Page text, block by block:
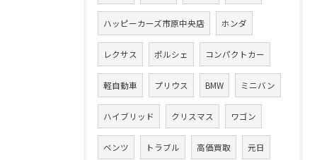
ハッピーカーズ市原中央店 ホンダ
レクサス ポルシェ コンパクトカー
軽自動車 プリウス BMW ミニバン
ハイブリッド クリスマス ワゴン
ベンツ トラブル 高価買取 元日